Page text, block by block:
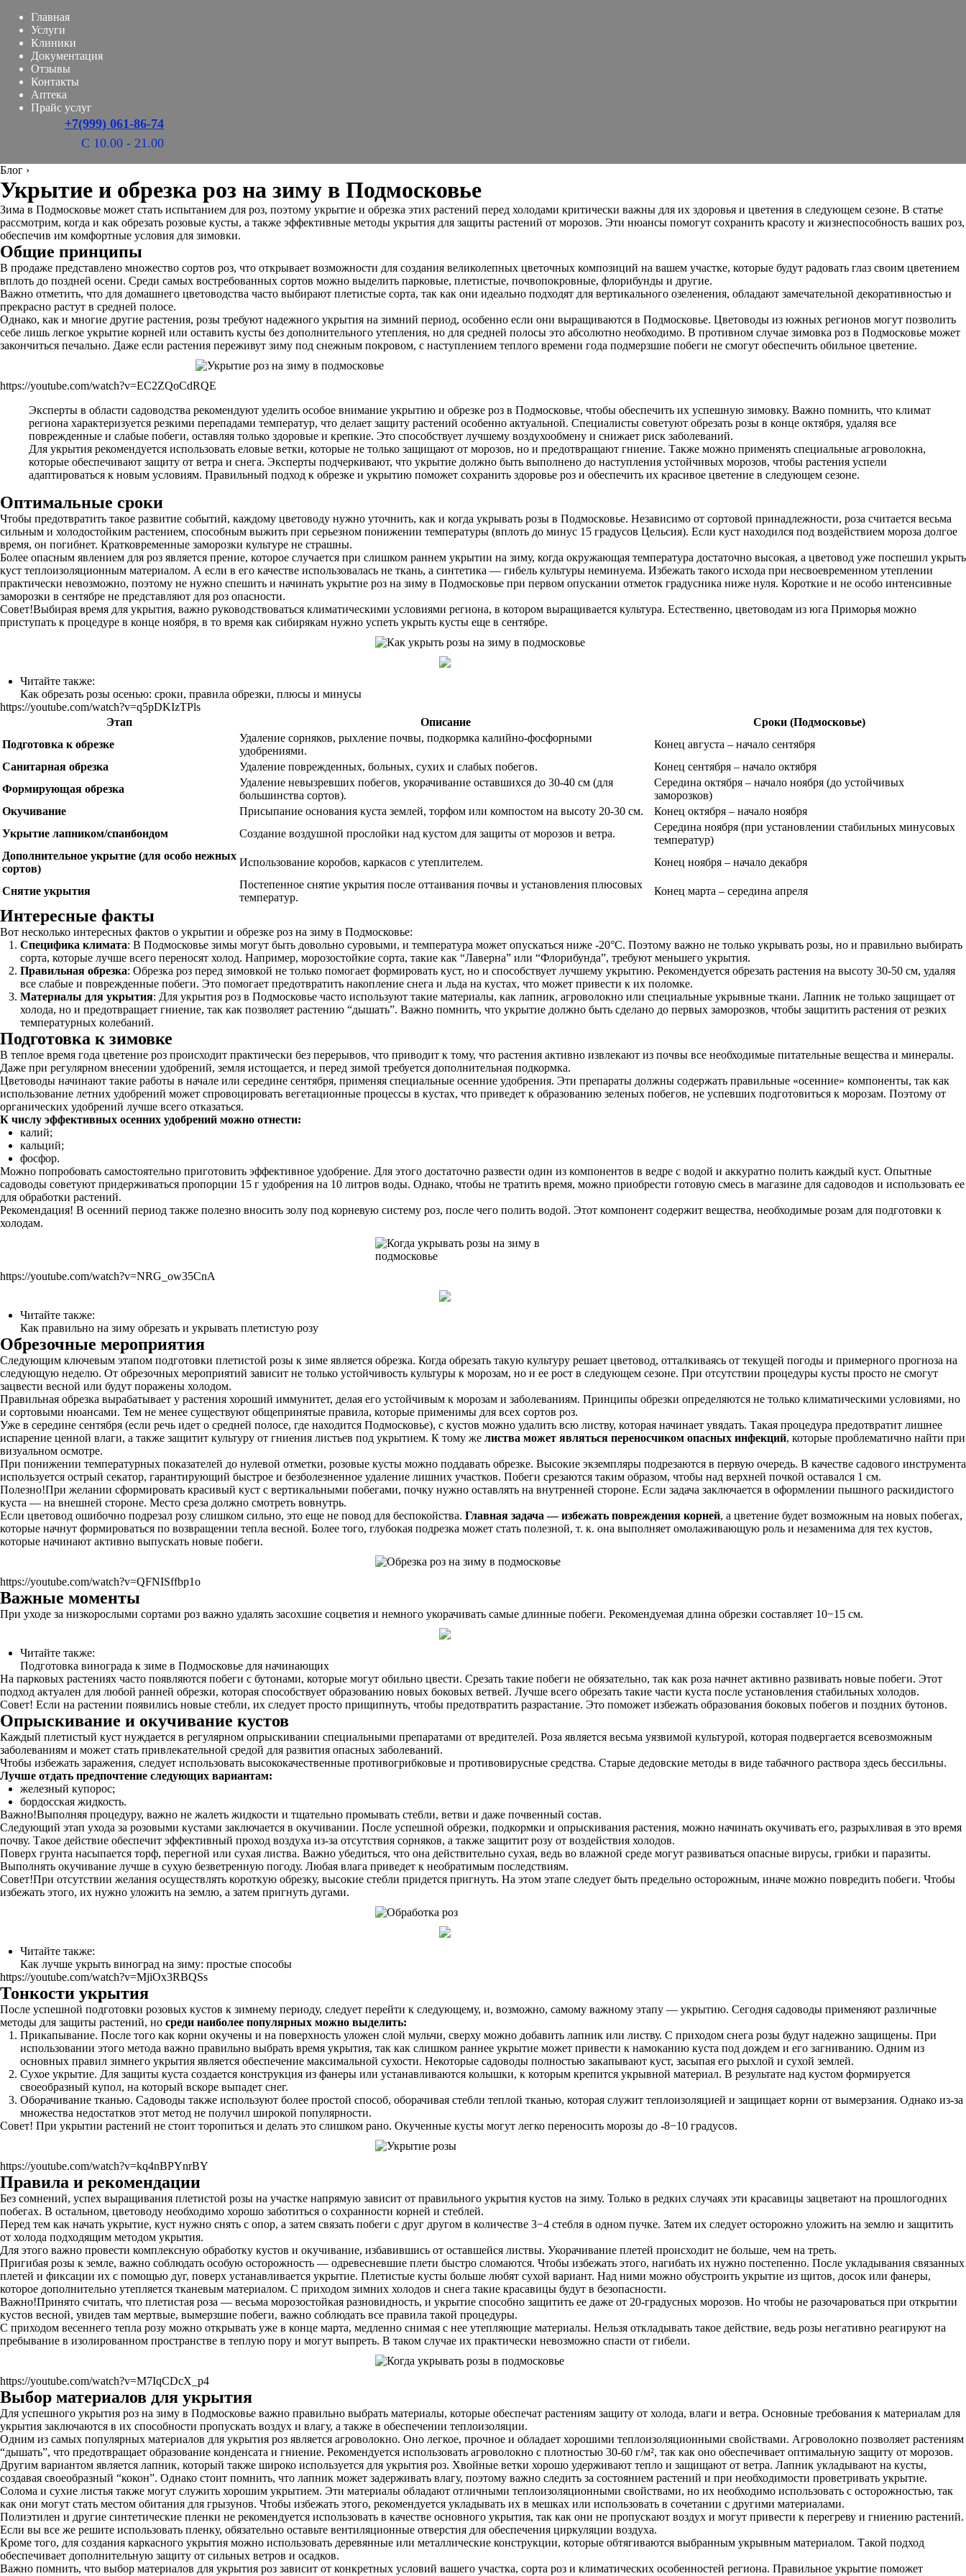
Главная
Услуги
Клиники
Документация
Отзывы
Контакты
Аптека
Прайс услуг
+7(999) 061-86-74
С 10.00 - 21.00
Блог ›
Укрытие и обрезка роз на зиму в Подмосковье
Зима в Подмосковье может стать испытанием для роз, поэтому укрытие и обрезка этих растений перед холодами критически важны для их здоровья и цветения в следующем сезоне. В статье
рассмотрим, когда и как обрезать розовые кусты, а также эффективные методы укрытия для защиты растений от морозов. Эти нюансы помогут сохранить красоту и жизнеспособность ваших роз,
обеспечив им комфортные условия для зимовки.
Общие принципы
В продаже представлено множество сортов роз, что открывает возможности для создания великолепных цветочных композиций на вашем участке, которые будут радовать глаз своим цветением
вплоть до поздней осени. Среди самых востребованных сортов можно выделить парковые, плетистые, почвопокровные, флорибунды и другие.
Важно отметить, что для домашнего цветоводства часто выбирают плетистые сорта, так как они идеально подходят для вертикального озеленения, обладают замечательной декоративностью и
прекрасно растут в средней полосе.
Однако, как и многие другие растения, розы требуют надежного укрытия на зимний период, особенно если они выращиваются в Подмосковье. Цветоводы из южных регионов могут позволить
себе лишь легкое укрытие корней или оставить кусты без дополнительного утепления, но для средней полосы это абсолютно необходимо. В противном случае зимовка роз в Подмосковье может
закончиться печально. Даже если растения переживут зиму под снежным покровом, с наступлением теплого времени года подмерзшие побеги не смогут обеспечить обильное цветение.
https://youtube.com/watch?v=EC2ZQoCdRQE
Эксперты в области садоводства рекомендуют уделить особое внимание укрытию и обрезке роз в Подмосковье, чтобы обеспечить их успешную зимовку. Важно помнить, что климат
региона характеризуется резкими перепадами температур, что делает защиту растений особенно актуальной. Специалисты советуют обрезать розы в конце октября, удаляя все
поврежденные и слабые побеги, оставляя только здоровые и крепкие. Это способствует лучшему воздухообмену и снижает риск заболеваний.
Для укрытия рекомендуется использовать еловые ветки, которые не только защищают от морозов, но и предотвращают гниение. Также можно применять специальные агроволокна,
которые обеспечивают защиту от ветра и снега. Эксперты подчеркивают, что укрытие должно быть выполнено до наступления устойчивых морозов, чтобы растения успели
адаптироваться к новым условиям. Правильный подход к обрезке и укрытию поможет сохранить здоровье роз и обеспечить их красивое цветение в следующем сезоне.
Оптимальные сроки
Чтобы предотвратить такое развитие событий, каждому цветоводу нужно уточнить, как и когда укрывать розы в Подмосковье. Независимо от сортовой принадлежности, роза считается весьма
сильным и холодостойким растением, способным выжить при серьезном понижении температуры (вплоть до минус 15 градусов Цельсия). Если куст находился под воздействием мороза долгое
время, он погибнет. Кратковременные заморозки культуре не страшны.
Более опасным явлением для роз является прение, которое случается при слишком раннем укрытии на зиму, когда окружающая температура достаточно высокая, а цветовод уже поспешил укрыть
куст теплоизоляционным материалом. А если в его качестве использовалась не ткань, а синтетика — гибель культуры неминуема. Избежать такого исхода при несвоевременном утеплении
практически невозможно, поэтому не нужно спешить и начинать укрытие роз на зиму в Подмосковье при первом опускании отметок градусника ниже нуля. Короткие и не особо интенсивные
заморозки в сентябре не представляют для роз опасности.
Совет!Выбирая время для укрытия, важно руководствоваться климатическими условиями региона, в котором выращивается культура. Естественно, цветоводам из юга Приморья можно
приступать к процедуре в конце ноября, в то время как сибирякам нужно успеть укрыть кусты еще в сентябре.
Читайте также:
Как обрезать розы осенью: сроки, правила обрезки, плюсы и минусы
https://youtube.com/watch?v=q5pDKIzTPls
Этап
Описание
Сроки (Подмосковье)
Подготовка к обрезке
Удаление сорняков, рыхление почвы, подкормка калийно-фосфорными
удобрениями.
Конец августа – начало сентября
Санитарная обрезка
Удаление поврежденных, больных, сухих и слабых побегов.
Конец сентября – начало октября
Формирующая обрезка
Удаление невызревших побегов, укорачивание оставшихся до 30-40 см (для
большинства сортов).
Середина октября – начало ноября (до устойчивых
заморозков)
Окучивание
Присыпание основания куста землей, торфом или компостом на высоту 20-30 см.
Конец октября – начало ноября
Укрытие лапником/спанбондом
Создание воздушной прослойки над кустом для защиты от морозов и ветра.
Середина ноября (при установлении стабильных минусовых
температур)
Дополнительное укрытие (для особо нежных
сортов)
Использование коробов, каркасов с утеплителем. Конец ноября – начало декабря
Снятие укрытия
Постепенное снятие укрытия после оттаивания почвы и установления плюсовых
температур.
Конец марта – середина апреля
Интересные факты
Вот несколько интересных фактов о укрытии и обрезке роз на зиму в Подмосковье:
Специфика климата: В Подмосковье зимы могут быть довольно суровыми, и температура может опускаться ниже -20°C. Поэтому важно не только укрывать розы, но и правильно выбирать
сорта, которые лучше всего переносят холод. Например, морозостойкие сорта, такие как “Лаверна” или “Флорибунда”, требуют меньшего укрытия.
Правильная обрезка: Обрезка роз перед зимовкой не только помогает формировать куст, но и способствует лучшему укрытию. Рекомендуется обрезать растения на высоту 30-50 см, удаляя
все слабые и поврежденные побеги. Это помогает предотвратить накопление снега и льда на кустах, что может привести к их поломке.
Материалы для укрытия: Для укрытия роз в Подмосковье часто используют такие материалы, как лапник, агроволокно или специальные укрывные ткани. Лапник не только защищает от
холода, но и предотвращает гниение, так как позволяет растению “дышать”. Важно помнить, что укрытие должно быть сделано до первых заморозков, чтобы защитить растения от резких
температурных колебаний.
Подготовка к зимовке
В теплое время года цветение роз происходит практически без перерывов, что приводит к тому, что растения активно извлекают из почвы все необходимые питательные вещества и минералы.
Даже при регулярном внесении удобрений, земля истощается, и перед зимой требуется дополнительная подкормка.
Цветоводы начинают такие работы в начале или середине сентября, применяя специальные осенние удобрения. Эти препараты должны содержать правильные «осенние» компоненты, так как
использование летних удобрений может спровоцировать вегетационные процессы в кустах, что приведет к образованию зеленых побегов, не успевших подготовиться к морозам. Поэтому от
органических удобрений лучше всего отказаться.
К числу эффективных осенних удобрений можно отнести:
калий;
кальций;
фосфор.
Можно попробовать самостоятельно приготовить эффективное удобрение. Для этого достаточно развести один из компонентов в ведре с водой и аккуратно полить каждый куст. Опытные
садоводы советуют придерживаться пропорции 15 г удобрения на 10 литров воды. Однако, чтобы не тратить время, можно приобрести готовую смесь в магазине для садоводов и использовать ее
для обработки растений.
Рекомендация! В осенний период также полезно вносить золу под корневую систему роз, после чего полить водой. Этот компонент содержит вещества, необходимые розам для подготовки к
холодам.
https://youtube.com/watch?v=NRG_ow35CnA
Читайте также:
Как правильно на зиму обрезать и укрывать плетистую розу
Обрезочные мероприятия
Следующим ключевым этапом подготовки плетистой розы к зиме является обрезка. Когда обрезать такую культуру решает цветовод, отталкиваясь от текущей погоды и примерного прогноза на
следующую неделю. От обрезочных мероприятий зависит не только устойчивость культуры к морозам, но и ее рост в следующем сезоне. При отсутствии процедуры кусты просто не смогут
зацвести весной или будут поражены холодом.
Правильная обрезка вырабатывает у растения хороший иммунитет, делая его устойчивым к морозам и заболеваниям. Принципы обрезки определяются не только климатическими условиями, но
и сортовыми нюансами. Тем не менее существуют общепринятые правила, которые применимы для всех сортов роз.
Уже в середине сентября (если речь идет о средней полосе, где находится Подмосковье), с кустов можно удалить всю листву, которая начинает увядать. Такая процедура предотвратит лишнее
испарение ценной влаги, а также защитит культуру от гниения листьев под укрытием. К тому же листва может являться переносчиком опасных инфекций, которые проблематично найти при
визуальном осмотре.
При понижении температурных показателей до нулевой отметки, розовые кусты можно поддавать обрезке. Высокие экземпляры подрезаются в первую очередь. В качестве садового инструмента
используется острый секатор, гарантирующий быстрое и безболезненное удаление лишних участков. Побеги срезаются таким образом, чтобы над верхней почкой оставался 1 см.
Полезно!При желании сформировать красивый куст с вертикальными побегами, почку нужно оставлять на внутренней стороне. Если задача заключается в оформлении пышного раскидистого
куста — на внешней стороне. Место среза должно смотреть вовнутрь.
Если цветовод ошибочно подрезал розу слишком сильно, это еще не повод для беспокойства. Главная задача — избежать повреждения корней, а цветение будет возможным на новых побегах,
которые начнут формироваться по возвращении тепла весной. Более того, глубокая подрезка может стать полезной, т. к. она выполняет омолаживающую роль и незаменима для тех кустов,
которые начинают активно выпускать новые побеги.
https://youtube.com/watch?v=QFNISffbp1o
Важные моменты
При уходе за низкорослыми сортами роз важно удалять засохшие соцветия и немного укорачивать самые длинные побеги. Рекомендуемая длина обрезки составляет 10−15 см.
Читайте также:
Подготовка винограда к зиме в Подмосковье для начинающих
На парковых растениях часто появляются побеги с бутонами, которые могут обильно цвести. Срезать такие побеги не обязательно, так как роза начнет активно развивать новые побеги. Этот
подход актуален для любой ранней обрезки, которая способствует образованию новых боковых ветвей. Лучше всего обрезать такие части куста после установления стабильных холодов.
Совет! Если на растении появились новые стебли, их следует просто прищипнуть, чтобы предотвратить разрастание. Это поможет избежать образования боковых побегов и поздних бутонов.
Опрыскивание и окучивание кустов
Каждый плетистый куст нуждается в регулярном опрыскивании специальными препаратами от вредителей. Роза является весьма уязвимой культурой, которая подвергается всевозможным
заболеваниям и может стать привлекательной средой для развития опасных заболеваний.
Чтобы избежать заражения, следует использовать высококачественные противогрибковые и противовирусные средства. Старые дедовские методы в виде табачного раствора здесь бессильны.
Лучше отдать предпочтение следующих вариантам:
железный купорос;
бордосская жидкость.
Важно!Выполняя процедуру, важно не жалеть жидкости и тщательно промывать стебли, ветви и даже почвенный состав.
Следующий этап ухода за розовыми кустами заключается в окучивании. После успешной обрезки, подкормки и опрыскивания растения, можно начинать окучивать его, разрыхливая в это время
почву. Такое действие обеспечит эффективный проход воздуха из-за отсутствия сорняков, а также защитит розу от воздействия холодов.
Поверх грунта насыпается торф, перегной или сухая листва. Важно убедиться, что она действительно сухая, ведь во влажной среде могут развиваться опасные вирусы, грибки и паразиты.
Выполнять окучивание лучше в сухую безветренную погоду. Любая влага приведет к необратимым последствиям.
Совет!При отсутствии желания осуществлять короткую обрезку, высокие стебли придется пригнуть. На этом этапе следует быть предельно осторожным, иначе можно повредить побеги. Чтобы
избежать этого, их нужно уложить на землю, а затем пригнуть дугами.
Читайте также:
Как лучше укрыть виноград на зиму: простые способы
https://youtube.com/watch?v=MjiOx3RBQSs
Тонкости укрытия
После успешной подготовки розовых кустов к зимнему периоду, следует перейти к следующему, и, возможно, самому важному этапу — укрытию. Сегодня садоводы применяют различные
методы для защиты растений, но среди наиболее популярных можно выделить:
Прикапывание. После того как корни окучены и на поверхность уложен слой мульчи, сверху можно добавить лапник или листву. С приходом снега розы будут надежно защищены. При
использовании этого метода важно правильно выбрать время укрытия, так как слишком раннее укрытие может привести к намоканию куста под дождем и его загниванию. Одним из
основных правил зимнего укрытия является обеспечение максимальной сухости. Некоторые садоводы полностью закапывают куст, засыпая его рыхлой и сухой землей.
Сухое укрытие. Для защиты куста создается конструкция из фанеры или устанавливаются колышки, к которым крепится укрывной материал. В результате над кустом формируется
своеобразный купол, на который вскоре выпадет снег.
Оборачивание тканью. Садоводы также используют более простой способ, оборачивая стебли теплой тканью, которая служит теплоизоляцией и защищает корни от вымерзания. Однако из-за
множества недостатков этот метод не получил широкой популярности.
Совет! При укрытии растений не стоит торопиться и делать это слишком рано. Окученные кусты могут легко переносить морозы до -8−10 градусов.
https://youtube.com/watch?v=kq4nBPYnrBY
Правила и рекомендации
Без сомнений, успех выращивания плетистой розы на участке напрямую зависит от правильного укрытия кустов на зиму. Только в редких случаях эти красавицы зацветают на прошлогодних
побегах. В остальном, цветоводу необходимо хорошо заботиться о сохранности корней и стеблей.
Перед тем как начать укрытие, куст нужно снять с опор, а затем связать побеги с друг другом в количестве 3−4 стебля в одном пучке. Затем их следует осторожно уложить на землю и защитить
от холода подходящим методом укрытия.
Для этого важно провести комплексную обработку кустов и окучивание, избавившись от оставшейся листвы. Укорачивание плетей происходит не больше, чем на треть.
Пригибая розы к земле, важно соблюдать особую осторожность — одревесневшие плети быстро сломаются. Чтобы избежать этого, нагибать их нужно постепенно. После укладывания связанных
плетей и фиксации их с помощью дуг, поверх устанавливается укрытие. Плетистые кусты больше любят сухой вариант. Над ними можно обустроить укрытие из щитов, досок или фанеры,
которое дополнительно утепляется тканевым материалом. С приходом зимних холодов и снега такие красавицы будут в безопасности.
Важно!Принято считать, что плетистая роза — весьма морозостойкая разновидность, и укрытие способно защитить ее даже от 20-градусных морозов. Но чтобы не разочароваться при открытии
кустов весной, увидев там мертвые, вымерзшие побеги, важно соблюдать все правила такой процедуры.
С приходом весеннего тепла розу можно открывать уже в конце марта, медленно снимая с нее утепляющие материалы. Нельзя откладывать такое действие, ведь розы негативно реагируют на
пребывание в изолированном пространстве в теплую пору и могут выпреть. В таком случае их практически невозможно спасти от гибели.
https://youtube.com/watch?v=M7IqCDcX_p4
Выбор материалов для укрытия
Для успешного укрытия роз на зиму в Подмосковье важно правильно выбрать материалы, которые обеспечат растениям защиту от холода, влаги и ветра. Основные требования к материалам для
укрытия заключаются в их способности пропускать воздух и влагу, а также в обеспечении теплоизоляции.
Одним из самых популярных материалов для укрытия роз является агроволокно. Оно легкое, прочное и обладает хорошими теплоизоляционными свойствами. Агроволокно позволяет растениям
“дышать”, что предотвращает образование конденсата и гниение. Рекомендуется использовать агроволокно с плотностью 30-60 г/м², так как оно обеспечивает оптимальную защиту от морозов.
Другим вариантом является лапник, который также широко используется для укрытия роз. Хвойные ветки хорошо удерживают тепло и защищают от ветра. Лапник укладывают на кусты,
создавая своеобразный “кокон”. Однако стоит помнить, что лапник может задерживать влагу, поэтому важно следить за состоянием растений и при необходимости проветривать укрытие.
Солома и сухие листья также могут служить хорошим укрытием. Эти материалы обладают отличными теплоизоляционными свойствами, но их необходимо использовать с осторожностью, так
как они могут стать местом обитания для грызунов. Чтобы избежать этого, рекомендуется укладывать их в мешках или использовать в сочетании с другими материалами.
Полиэтилен и другие синтетические пленки не рекомендуется использовать в качестве основного укрытия, так как они не пропускают воздух и могут привести к перегреву и гниению растений.
Если вы все же решите использовать пленку, обязательно оставьте вентиляционные отверстия для обеспечения циркуляции воздуха.
Кроме того, для создания каркасного укрытия можно использовать деревянные или металлические конструкции, которые обтягиваются выбранным укрывным материалом. Такой подход
обеспечивает дополнительную защиту от сильных ветров и осадков.
Важно помнить, что выбор материалов для укрытия роз зависит от конкретных условий вашего участка, сорта роз и климатических особенностей региона. Правильное укрытие поможет